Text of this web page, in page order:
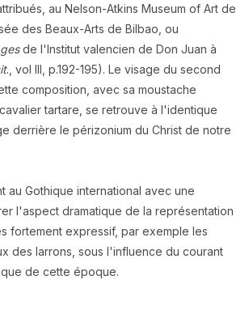
au Nelson-Atkins Museum of Art de
des Beaux-Arts de Bilbao, ou
de l'Institut valencien de Don Juan à
., vol III, p.192-195). Le visage du second
composition, avec sa moustache
tartare, se retrouve à l'identique
derrière le périzonium du Christ de notre
au Gothique international avec une
l'aspect dramatique de la représentation
fortement expressif, par exemple les
des larrons, sous l'influence du courant
de cette époque.